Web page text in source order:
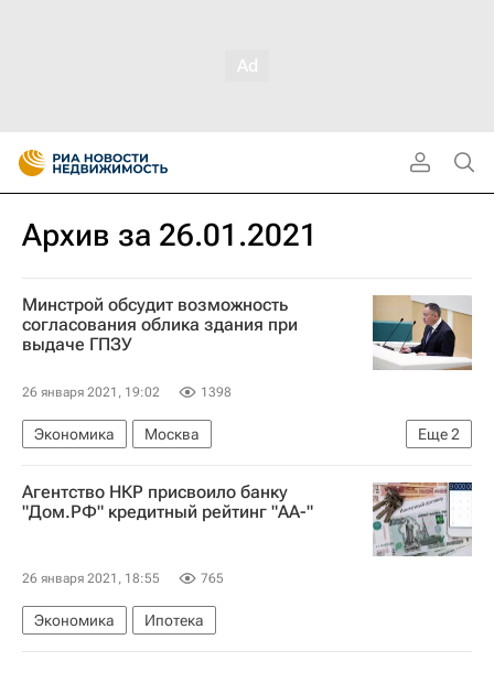
Архив за 26.01.2021
Минстрой обсудит возможность
согласования облика здания при
выдаче ГПЗУ
26 января 2021, 19:02 1398
Еще2
Экономика
Москва
Министерство строительства и жилищно-коммунального хозяйства РФ (Минстрой России)
Жилье
Агентство НКР присвоило банку
"Дом.РФ" кредитный рейтинг "АА-"
26 января 2021, 18:55 765
Экономика Ипотека